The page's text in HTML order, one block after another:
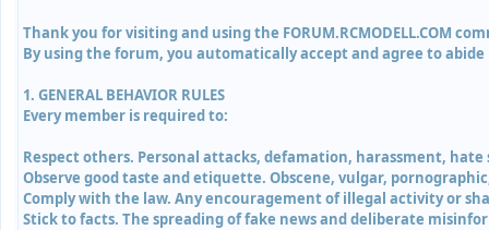
Thank you for visiting and using the FORUM.RCMODELL.COM
By using the forum, you automatically accept and agree to abide
1. GENERAL BEHAVIOR RULES
Every member is required to:
Respect others. Personal attacks, defamation, harassment,
Observe good taste and etiquette. Obscene, vulgar,
Comply with the law. Any encouragement of illegal activity or
Stick to facts. The spreading of fake news and deliberate